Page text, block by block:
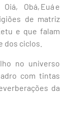
Obá, Euá e
de matriz
e que falam
dos ciclos.
no universo
com tintas
da